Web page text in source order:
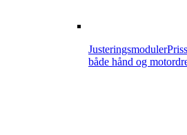
Justeringsmoduler
både hånd og